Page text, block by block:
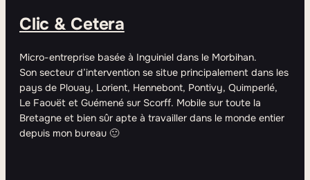
Clic & Cetera
Micro-entreprise basée à Inguiniel dans le Morbihan.
Son secteur d’intervention se situe principalement dans les
pays de Plouay, Lorient, Hennebont, Pontivy, Quimperlé,
Le Faouët et Guémené sur Scorff. Mobile sur toute la
Bretagne et bien sûr apte à travailler dans le monde entier
depuis mon bureau 🙂